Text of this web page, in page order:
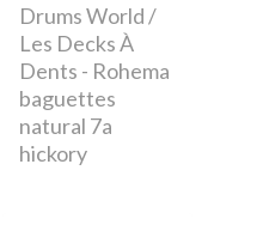
Drums World /
Les Decks À
Dents - Rohema
baguettes
natural 7a
hickory